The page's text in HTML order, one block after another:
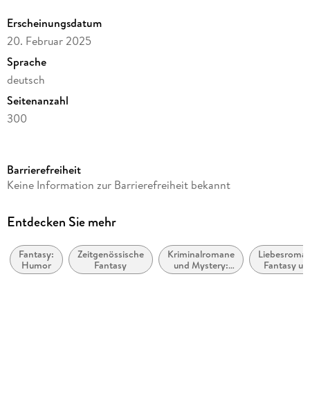
Erscheinungsdatum
20. Februar 2025
Sprache
deutsch
Seitenanzahl
300
Autor/Autorin
Übersetzung
Verlag/Hersteller
Second Chances Verlag
Barrierefreiheit
Keine Information zur Barrierefreiheit bekannt
Entdecken Sie mehr
Fantasy:
Humor
Zeitgenössische
Fantasy
Kriminalromane
und Mystery:
Humor
Fantasy